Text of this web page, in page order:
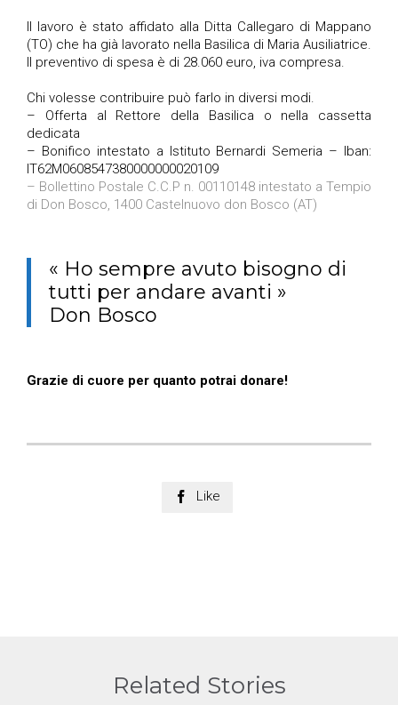
Il lavoro è stato affidato alla Ditta Callegaro di Mappano
(TO) che ha già lavorato nella Basilica di Maria Ausiliatrice.
Il preventivo di spesa è di 28.060 euro, iva compresa.
Chi volesse contribuire può farlo in diversi modi.
– Offerta al Rettore della Basilica o nella cassetta
dedicata
– Bonifico intestato a Istituto Bernardi Semeria – Iban:
IT62M0608547380000000020109
– Bollettino Postale C.C.P n. 00110148 intestato a Tempio
di Don Bosco, 1400 Castelnuovo don Bosco (AT)
« Ho sempre avuto bisogno di
tutti per andare avanti »
Don Bosco
Grazie di cuore per quanto potrai donare!
 Like
Related Stories